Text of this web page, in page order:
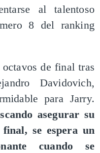
al talentoso
8 del ranking
de final tras
Davidovich,
para Jarry.
asegurar su
se espera un
cuando se